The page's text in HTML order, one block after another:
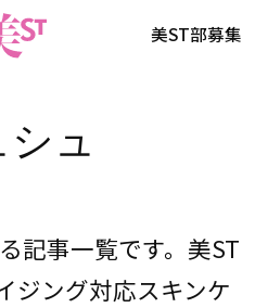
美ST部募集
ュ
記事一覧です。美ST
ジング対応スキンケ